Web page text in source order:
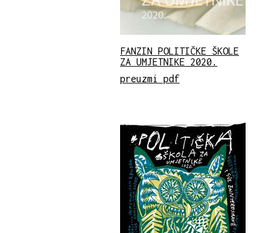
FANZIN POLITIČKE ŠKOLE
ZA UMJETNIKE 2020.
preuzmi pdf